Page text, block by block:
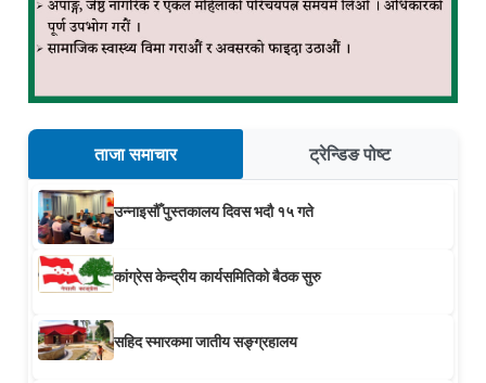
ताजा समाचार ट्रेन्डिङ पोष्ट
उन्नाइसौँ पुस्तकालय दिवस भदौ १५ गते
कांग्रेस केन्द्रीय कार्यसमितिको बैठक सुरु
सहिद स्मारकमा जातीय सङ्ग्रहालय